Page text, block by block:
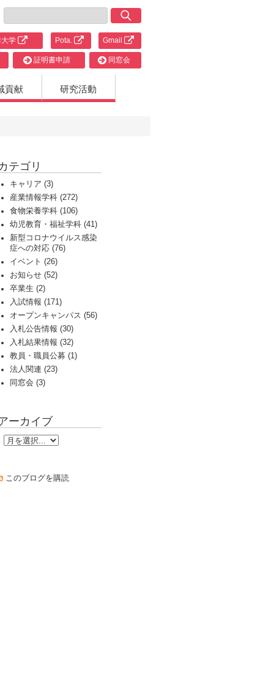
証明書申請 同窓会
学 Pota. Gmail
貢献 研究活動
テゴリ
キャリア (3)
産業情報学科 (272)
食物栄養学科 (106)
幼児教育・福祉学科 (41)
新型コロナウイルス感染
症への対応 (76)
イベント (26)
お知らせ (52)
卒業生 (2)
入試情報 (171)
オープンキャンパス (56)
入札公告情報 (30)
入札結果情報 (32)
教員・職員公募 (1)
法人関連 (23)
同窓会 (3)
ーカイブ
このブログを購読